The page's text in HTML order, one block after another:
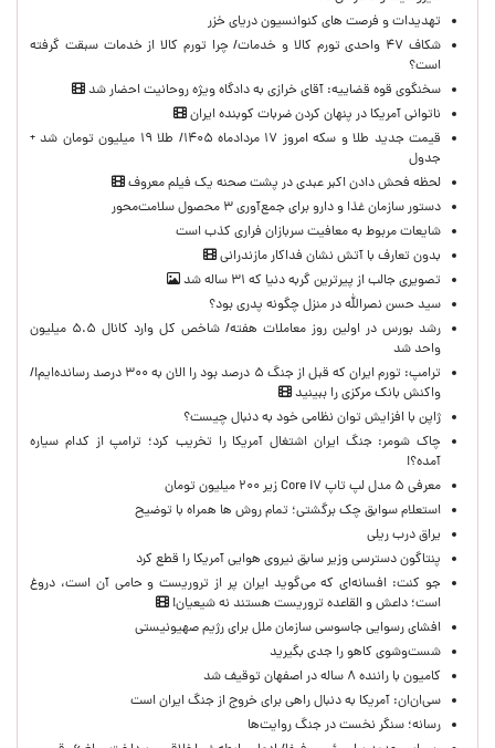
تهدیدات و فرصت های کنوانسیون دریای خزر
شکاف ۴۷ واحدی تورم کالا و خدمات/ چرا تورم کالا از خدمات سبقت گرفته
است؟
سخنگوی قوه قضاییه: آقای خرازی به دادگاه ویژه روحانیت احضار شد
ناتوانی آمریکا در پنهان کردن ضربات کوبنده ایران
قیمت جدید طلا و سکه امروز ۱۷ مردادماه ۱۴۰۵/ طلا ۱۹ میلیون تومان شد +
جدول
لحظه‌ فحش دادن اکبر عبدی در پشت صحنه یک فیلم معروف
دستور سازمان غذا و دارو برای جمع‌آوری ۳ محصول سلامت‌محور
شایعات مربوط به معافیت سربازان فراری کذب است
بدون تعارف با آتش نشان فداکار مازندرانی
تصویری جالب از پیرترین گربه دنیا که ۳۱ ساله شد
سید حسن نصرالله در منزل چگونه پدری بود؟
رشد بورس در اولین روز معاملات هفته/ شاخص کل وارد کانال ۵.۵ میلیون
واحد شد
ترامپ: تورم ایران که قبل از جنگ ۵ درصد بود را الان به ۳۰۰ درصد رسانده‌ایم!/
واکنش بانک مرکزی را ببینید
ژاپن با افزایش توان نظامی خود به دنبال چیست؟
چاک شومر: جنگ ایران اشتغال آمریکا را تخریب کرد؛ ترامپ از کدام سیاره
آمده؟!
معرفی ۵ مدل لپ تاپ Core i۷ زیر ۲۰۰ میلیون تومان
استعلام سوابق چک برگشتی؛ تمام روش ها همراه با توضیح
یراق درب ریلی
پنتاگون دسترسی وزیر سابق نیروی هوایی آمریکا را قطع کرد
جو کنت: افسانه‌ای که می‌گوید ایران پر از تروریست و حامی آن است، دروغ
است؛ داعش و القاعده تروریست هستند نه شیعیان!
افشای رسوایی جاسوسی سازمان ملل برای رژیم صهیونیستی
شست‌وشوی کاهو را جدی بگیرید
کامیون با راننده ۸ ساله در اصفهان توقیف شد
سی‌ان‌ان: آمریکا به دنبال راهی برای خروج از جنگ ایران است
رسانه؛ سنگر نخست در جنگ روایت‌ها